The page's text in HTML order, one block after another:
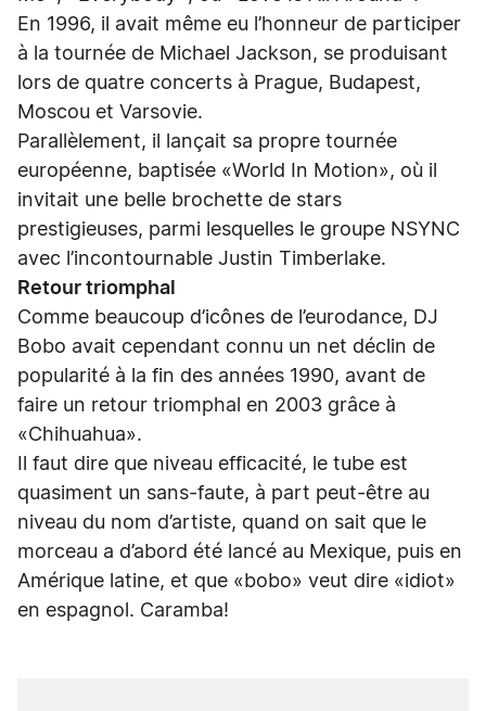
En 1996, il avait même eu l’honneur de participer
à la tournée de Michael Jackson, se produisant
lors de quatre concerts à Prague, Budapest,
Moscou et Varsovie.
Parallèlement, il lançait sa propre tournée
européenne, baptisée «World In Motion», où il
invitait une belle brochette de stars
prestigieuses, parmi lesquelles le groupe NSYNC
avec l’incontournable Justin Timberlake.
Retour triomphal
Comme beaucoup d’icônes de l’eurodance, DJ
Bobo avait cependant connu un net déclin de
popularité à la fin des années 1990, avant de
faire un retour triomphal en 2003 grâce à
«Chihuahua».
Il faut dire que niveau efficacité, le tube est
quasiment un sans-faute, à part peut-être au
niveau du nom d’artiste, quand on sait que le
morceau a d’abord été lancé au Mexique, puis en
Amérique latine, et que «bobo» veut dire «idiot»
en espagnol. Caramba!